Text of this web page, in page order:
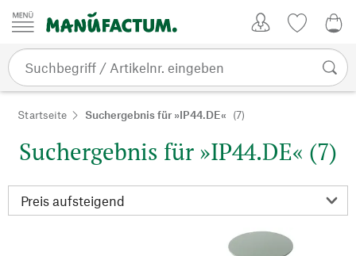
Zum Inhalt springen
Startseite Suchergebnis für »IP44.DE« (7)
Suchergebnis für »IP44.DE« (7)